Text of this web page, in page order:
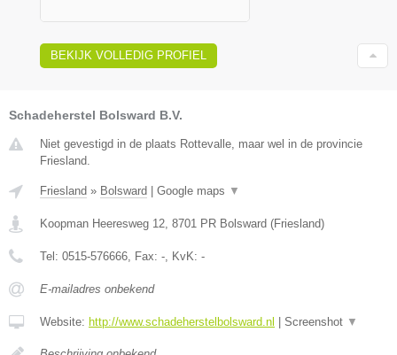
BEKIJK VOLLEDIG PROFIEL
Schadeherstel Bolsward B.V.
Niet gevestigd in de plaats Rottevalle, maar wel in de provincie
Friesland.
Friesland » Bolsward | Google maps ▼
Koopman Heeresweg 12 8701 PR Bolsward (Friesland)
Tel: 0515-576666 , Fax: - , KvK: -
E-mailadres onbekend
Website: http://www.schadeherstelbolsward.nl | Screenshot ▼